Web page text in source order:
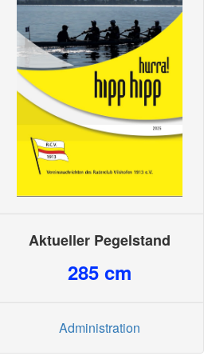
Aktueller Pegelstand
285cm
Administration